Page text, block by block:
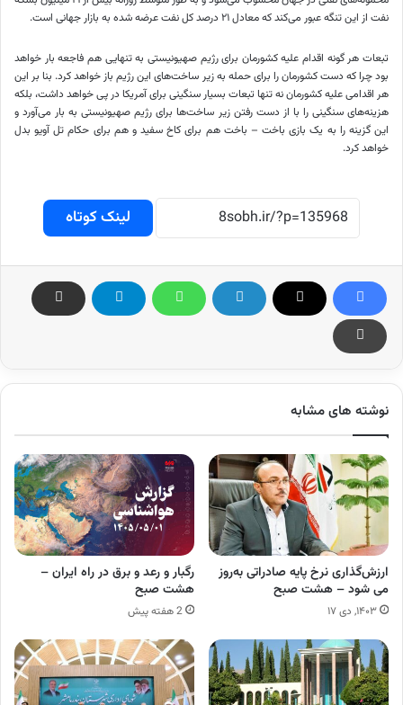
نفت از این تنگه عبور می‌کند که معادل ۲۱ درصد کل نفت عرضه شده به بازار جهانی است.
تبعات هر گونه اقدام علیه کشورمان برای رژیم صهیونیستی به تنهایی هم فاجعه بار خواهد
بود چرا که دست کشورمان را برای حمله به زیر ساخت‌های این رژیم باز خواهد کرد. بنا بر این
هر اقدامی علیه کشورمان نه تنها تبعات بسیار سنگینی برای آمریکا در پی خواهد داشت، بلکه
هزینه‌های سنگینی را با از دست رفتن زیر ساخت‌ها برای رژیم صهیونیستی به بار می‌آورد و
این گزینه را به یک بازی باخت – باخت هم برای کاخ سفید و هم برای حکام تل آویو بدل
خواهد کرد.
لینک کوتاه
نوشته های مشابه
ارزش‌گذاری نرخ پایه صادراتی به‌روز
می شود – هشت صبح
۱۴۰۳, دی ۱۷
رگبار و رعد و برق در راه ایران –
هشت صبح
2 هفته پیش